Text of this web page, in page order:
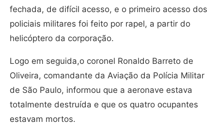
fechada, de difícil acesso, e o primeiro acesso dos
policiais militares foi feito por rapel, a partir do
helicóptero da corporação.
Logo em seguida,o coronel Ronaldo Barreto de
Oliveira, comandante da Aviação da Polícia Militar
de São Paulo, informou que a aeronave estava
totalmente destruída e que os quatro ocupantes
estavam mortos.